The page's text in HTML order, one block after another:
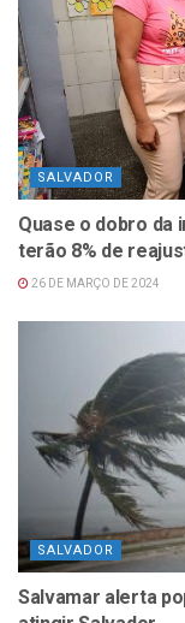
SALVADOR
Quase o dobro
terão 8% de
26 DE MARÇO DE 2024
SALVADOR
Salvamar alerta